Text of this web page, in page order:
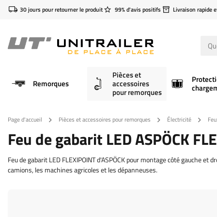
30 jours pour retourner le produit 99% d'avis positifs Livraison rapide
Remorques
Pièces et
accessoires
pour remorques
Page d'accueil Pièces et accessoires pour remorques Électricité
Feu de gabarit LED ASPÖCK
Feu de gabarit LED FLEXIPOINT d'ASPÖCK pour montage côté gauche
camions, les machines agricoles et les dépanneuses.